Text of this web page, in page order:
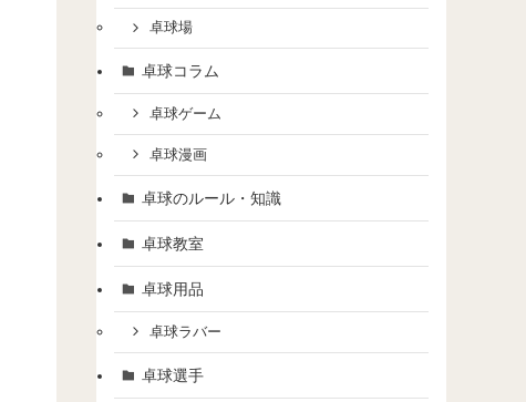
卓球場
卓球コラム
卓球ゲーム
卓球漫画
卓球のルール・知識
卓球教室
卓球用品
卓球ラバー
卓球選手